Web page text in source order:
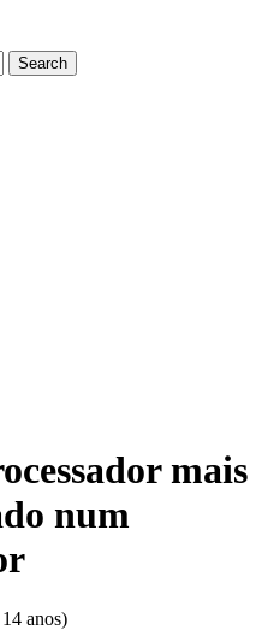
mais
num
anos)